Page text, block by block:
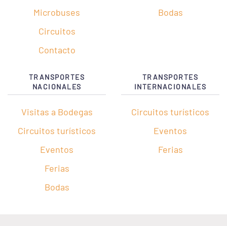
Microbuses
Circuitos
Contacto
Bodas
TRANSPORTES
NACIONALES
Visitas a Bodegas
Circuitos turísticos
Eventos
Ferias
Bodas
TRANSPORTES
INTERNACIONALES
Circuitos turísticos
Eventos
Ferias